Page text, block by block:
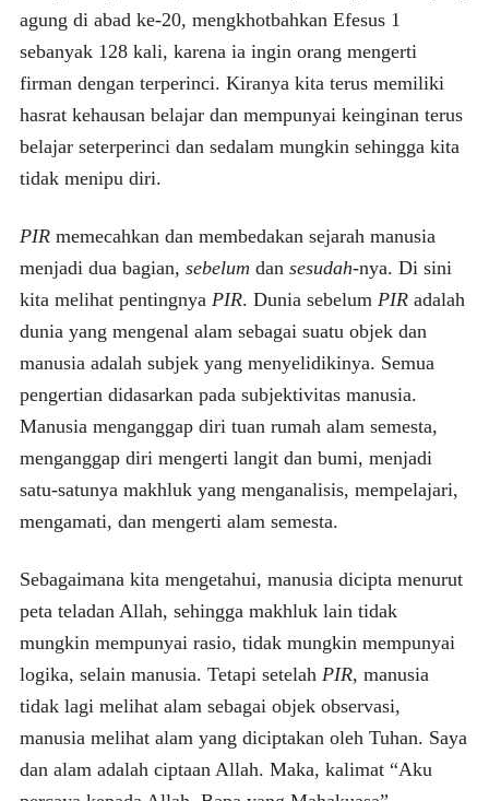
agung di abad ke-20, mengkhotbahkan Efesus 1
sebanyak 128 kali, karena ia ingin orang mengerti
firman dengan terperinci. Kiranya kita terus memiliki
hasrat kehausan belajar dan mempunyai keinginan terus
belajar seterperinci dan sedalam mungkin sehingga kita
tidak menipu diri.
PIRmemecahkan dan membedakan sejarah manusia
menjadi dua bagian, sebelum dan sesudah-nya. Di sini
kita melihat pentingnya PIR. Dunia sebelum PIRadalah
dunia yang mengenal alam sebagai suatu objek dan
manusia adalah subjek yang menyelidikinya. Semua
pengertian didasarkan pada subjektivitas manusia.
Manusia menganggap diri tuan rumah alam semesta,
menganggap diri mengerti langit dan bumi, menjadi
satu-satunya makhluk yang menganalisis, mempelajari,
mengamati, dan mengerti alam semesta.
Sebagaimana kita mengetahui, manusia dicipta menurut
peta teladan Allah, sehingga makhluk lain tidak
mungkin mempunyai rasio, tidak mungkin mempunyai
logika, selain manusia. Tetapi setelah PIR, manusia
tidak lagi melihat alam sebagai objek observasi,
manusia melihat alam yang diciptakan oleh Tuhan. Saya
dan alam adalah ciptaan Allah. Maka, kalimat “Aku